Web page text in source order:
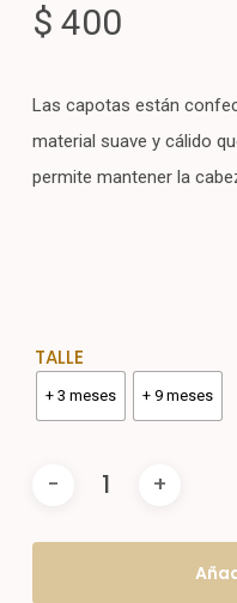
$ 400
Las capotas están
material suave y cálido
permite mantener la
TALLE
+ 3 meses + 9 meses